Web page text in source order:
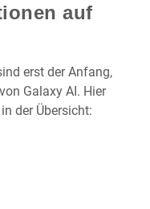
auf
erst der Anfang,
Galaxy AI. Hier
der Übersicht: